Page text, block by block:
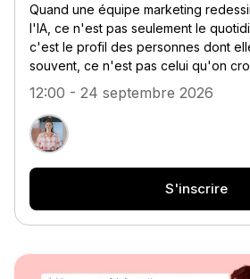
Quand une équipe marketing
l'IA, ce n'est pas seulement le
c'est le profil des personnes dont
souvent, ce n'est pas celui qu'on
12:00 - 24 septembre 2026
S'inscrire